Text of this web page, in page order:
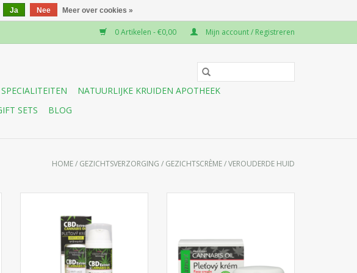
0 Artikelen - €0,00 Mijn account / Registreren
SPECIALITEITEN
NATUURLIJKE KRUIDEN APOTHEEK
SETS BLOG
HOME/ GEZICHTSVERZORGING / GEZICHTSCRÈME/VEROUDERDE HUID
een unieke combinatie van
cannabidiol (CBD) en
hyaluronzuur voor intensieve 24-
uur verzorging. Hydrateert,
Cannabis olie voor dag- en
nachtverzorging voor de
normale en droge huid.
Ja Nee Meer over cookies »